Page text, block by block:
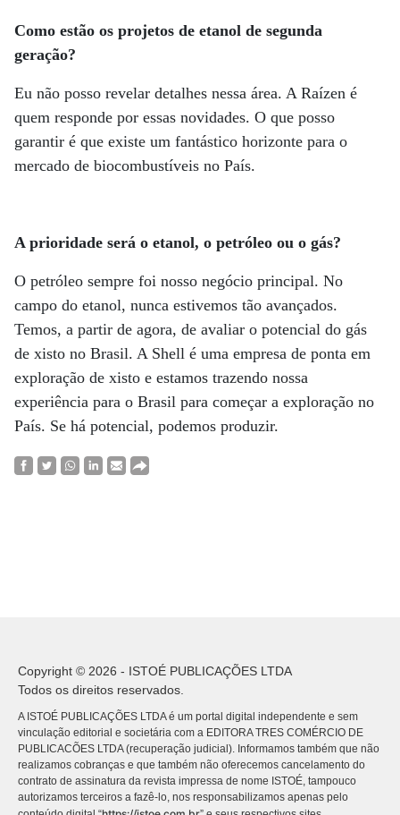
Como estão os projetos de etanol de segunda
geração?
Eu não posso revelar detalhes nessa área. A Raízen é
quem responde por essas novidades. O que posso
garantir é que existe um fantástico horizonte para o
mercado de biocombustíveis no País.
A prioridade será o etanol, o petróleo ou o gás?
O petróleo sempre foi nosso negócio principal. No
campo do etanol, nunca estivemos tão avançados.
Temos, a partir de agora, de avaliar o potencial do gás
de xisto no Brasil. A Shell é uma empresa de ponta em
exploração de xisto e estamos trazendo nossa
experiência para o Brasil para começar a exploração no
País. Se há potencial, podemos produzir.
Copyright © 2026 - ISTOÉ PUBLICAÇÕES LTDA
Todos os direitos reservados.
A ISTOÉ PUBLICAÇÕES LTDA é um portal digital independente e sem
vinculação editorial e societária com a EDITORA TRES COMÉRCIO DE
PUBLICACÕES LTDA (recuperação judicial). Informamos também que não
realizamos cobranças e que também não oferecemos cancelamento do
contrato de assinatura da revista impressa de nome ISTOÉ, tampouco
autorizamos terceiros a fazê-lo, nos responsabilizamos apenas pelo